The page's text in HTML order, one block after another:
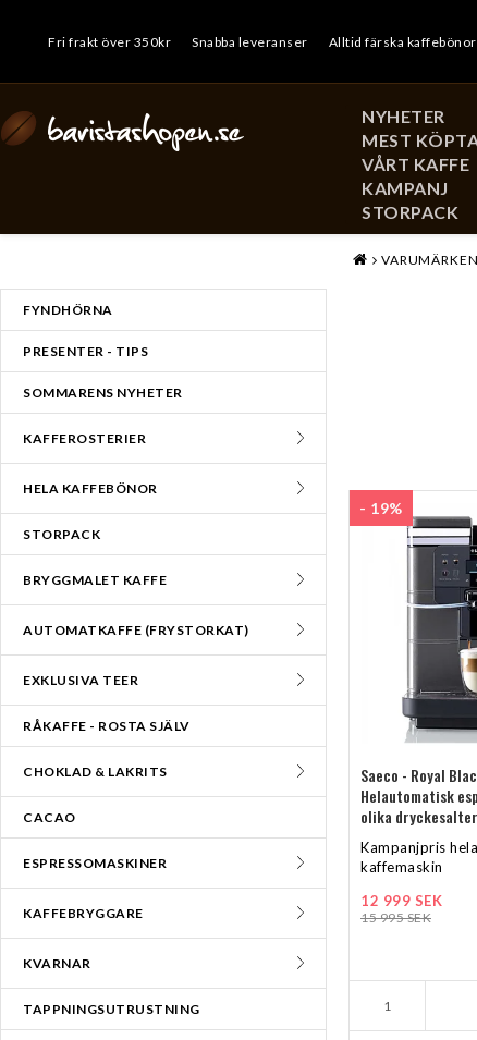
Fri frakt över 350kr Snabba leveranser Alltid färska
NYHETER
MEST
VÅRT KAFFE
KAMPANJ
STORPACK
FYNDHÖRNA
PRESENTER - TIPS
SOMMARENS NYHETER
KAFFEROSTERIER
HELA KAFFEBÖNOR
STORPACK
BRYGGMALET KAFFE
AUTOMATKAFFE (FRYSTORKAT)
EXKLUSIVA TEER
RÅKAFFE - ROSTA SJÄLV
CHOKLAD & LAKRITS
CACAO
ESPRESSOMASKINER
KAFFEBRYGGARE
KVARNAR
TAPPNINGSUTRUSTNING
VARUMÄRKEN
- 19%
Saeco - Royal
Helautomatisk
olika
Kampanjpris
kaffemaskin
15 995 SEK
12 999 SEK